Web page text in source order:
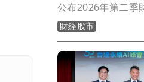
公布2026年第二季
2,781.53億元，年
149.69億元，年增
（EPS）80.43元
元。累計上半年營
41.7%；稅後淨利
財經股市